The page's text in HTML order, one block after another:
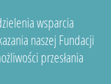
wsparcia
naszej Fundacji
przesłania